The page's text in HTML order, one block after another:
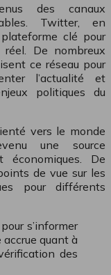
des canaux
Twitter, en
clé pour
De nombreux
ce réseau pour
l’actualité et
politiques du
vers le monde
une source
économiques. De
de vue sur les
pour différents
s’informer
quant à
des